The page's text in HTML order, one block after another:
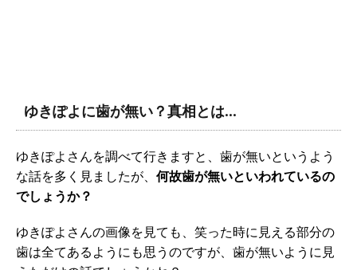
ゆきぽよに歯が無い？真相とは…
ゆきぽよさんを調べて行きますと、歯が無いというよう
な話を多く見ましたが、 何故歯が無いといわれているの
でしょうか？
ゆきぽよさんの画像を見ても、笑った時に見える部分の
歯は全てあるようにも思うのですが、歯が無いように見